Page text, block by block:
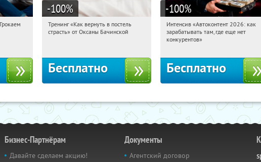
-100%
15:16:14 Получили:
Тренинг «Как вернуть в постель
страсть» от Оксаны Бачинской
Бесплатно
-100%
15:16:14 Получили:
Россия
Интенсив «Автоконтент 2026: как
зарабатывать там, где еще нет
конкурентов»
Бесплатно
Бизнес-Партнёрам
Давайте сделаем акцию!
Документы
Агентский договор